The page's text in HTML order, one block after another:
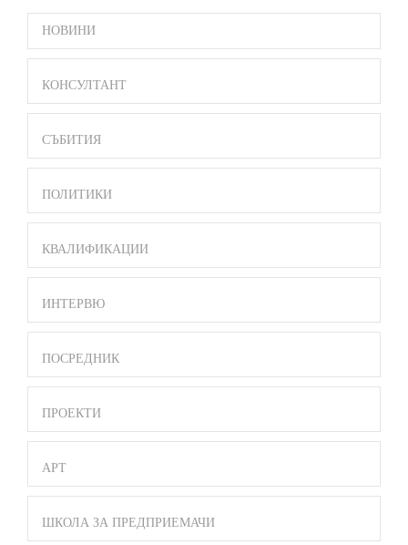
SIDE
BAR
MENU
НОВИНИ
КОНСУЛТАНТ
СЪБИТИЯ
ПОЛИТИКИ
КВАЛИФИКАЦИИ
ИНТЕРВЮ
ПОСРЕДНИК
ПРОЕКТИ
АРТ
ШКОЛА ЗА ПРЕДПРИЕМАЧИ